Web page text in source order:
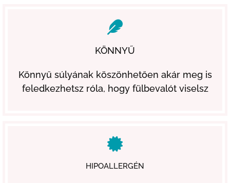
KÖNNYŰ
Könnyű súlyának köszönhetően akár meg is
feledkezhetsz róla, hogy fülbevalót viselsz
HIPOALLERGÉN